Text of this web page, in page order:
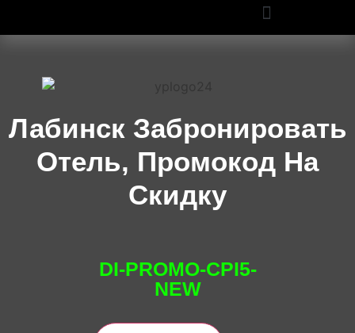
Лабинск Забронировать
Отель, Промокод На
Скидку
DI-PROMO-CPI5-
NEW